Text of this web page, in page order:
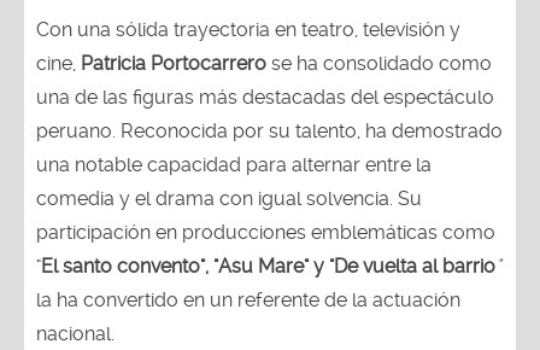
Con una sólida trayectoria en teatro, televisión y
cine, Patricia Portocarrero se ha consolidado como
una de las figuras más destacadas del espectáculo
peruano. Reconocida por su talento, ha demostrado
una notable capacidad para alternar entre la
comedia y el drama con igual solvencia. Su
participación en producciones emblemáticas como
"El santo convento", "Asu Mare" y "De vuelta al barrio"
la ha convertido en un referente de la actuación
nacional.